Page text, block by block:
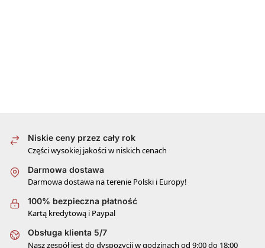
Niskie ceny przez cały rok
Części wysokiej jakości w niskich cenach
Darmowa dostawa
Darmowa dostawa na terenie Polski i Europy!
100% bezpieczna płatność
Kartą kredytową i Paypal
Obsługa klienta 5/7
Nasz zespół jest do dyspozycji w godzinach od 9:00 do 18:00